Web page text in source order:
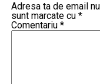
Adresa ta de email
sunt marcate cu *
Comentariu *